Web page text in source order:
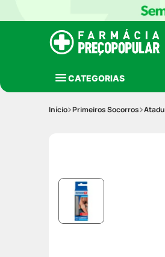
CATEGORIAS
Primeiros Socorros